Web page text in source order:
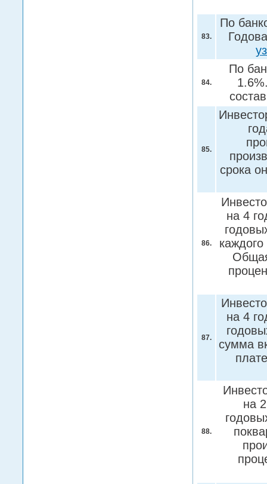
83.
По
84.
По
85.
срока
86.
на 4
87.
на 4
сумма
88.
на